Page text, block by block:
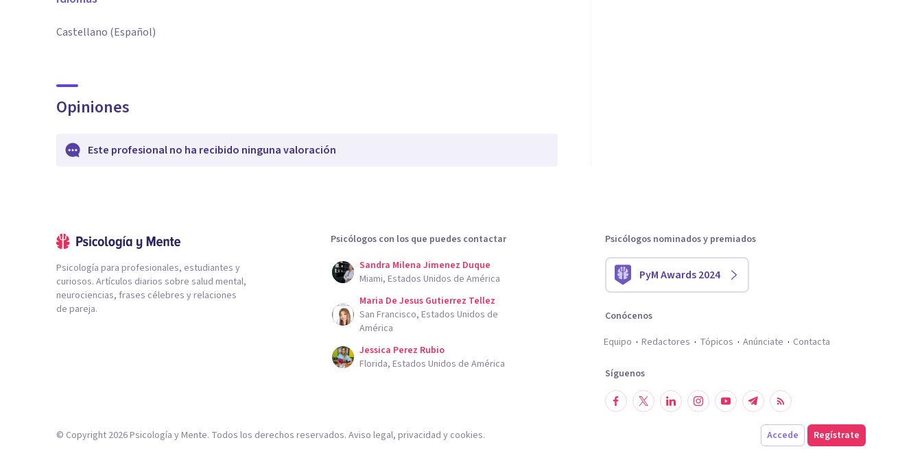
Castellano (Español)
Opiniones
Este profesional no ha recibido ninguna valoración
Psicología para profesionales, estudiantes y
curiosos. Artículos diarios sobre salud mental,
neurociencias, frases célebres y relaciones
de pareja.
Psicólogos con los que puedes contactar
Sandra Milena Jimenez Duque
Miami, Estados Unidos de América
Maria De Jesus Gutierrez Tellez
San Francisco, Estados Unidos de
América
Jessica Perez Rubio
Florida, Estados Unidos de América
Psicólogos nominados y premiados
PyM Awards 2024
Conócenos
Equipo
Redactores Tópicos Anúnciate Contacta
Síguenos
Accede Regístrate
© Copyright 2026Psicología y Mente. Todos los derechos reservados. Aviso legal, privacidad y cookies.